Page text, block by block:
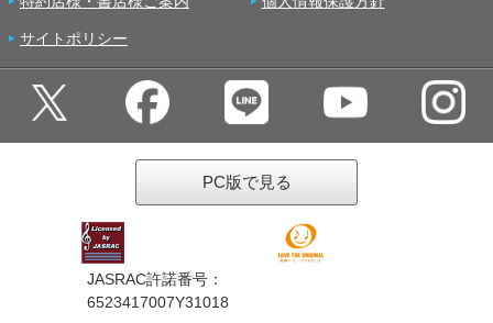
サイトポリシー
PC版で見る
JASRAC許諾番号：
6523417007Y31018